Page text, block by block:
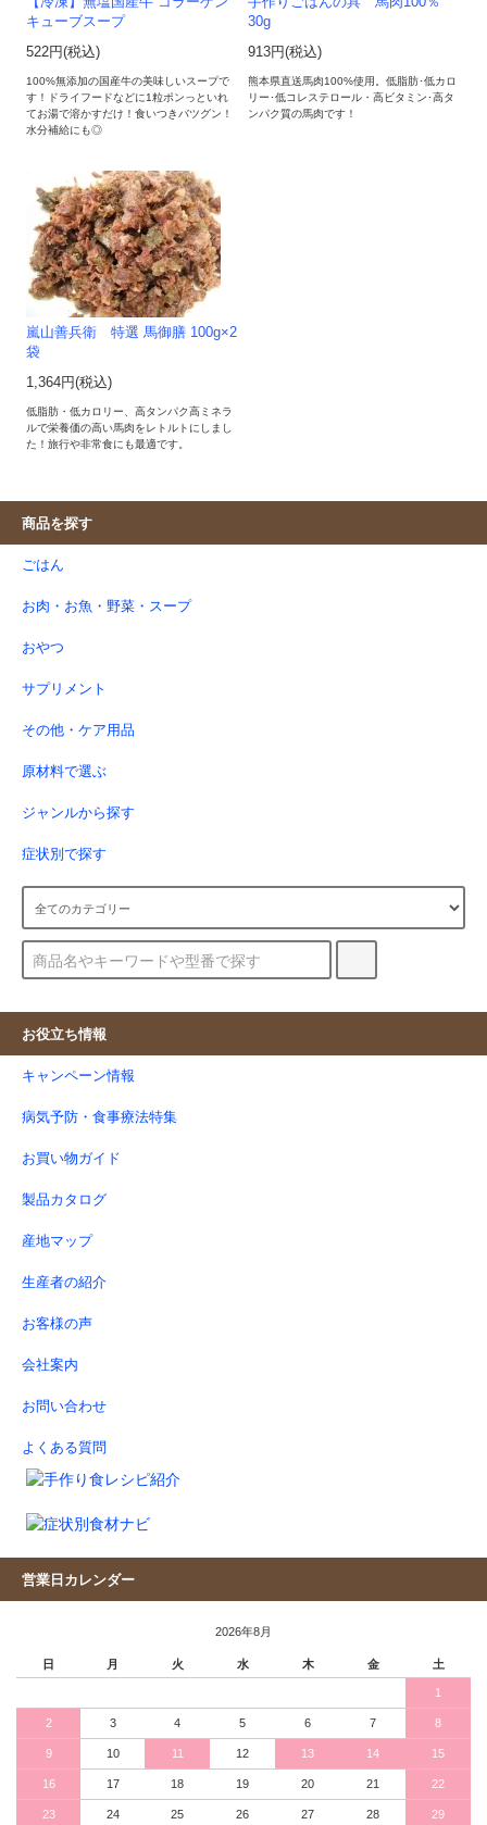
キューブスープ
522円(税込)
100%無添加の国産牛の美味しいスープで
す！ドライフードなどに1粒ポンっといれ
てお湯で溶かすだけ！食いつきバツグン！
水分補給にも◎
30g
913円(税込)
熊本県直送馬肉100%使用。低脂肪･低カロ
リー･低コレステロール・高ビタミン･高タ
ンパク質の馬肉です！
嵐山善兵衛 特選 馬御膳 100g×2
袋
1,364円(税込)
低脂肪・低カロリー、高タンパク高ミネラ
ルで栄養価の高い馬肉をレトルトにしまし
た！旅行や非常食にも最適です。
商品を探す
ごはん
お肉・お魚・野菜・スープ
おやつ
サプリメント
その他・ケア用品
原材料で選ぶ
ジャンルから探す
症状別で探す
お役立ち情報
キャンペーン情報
病気予防・食事療法特集
お買い物ガイド
製品カタログ
産地マップ
生産者の紹介
お客様の声
会社案内
お問い合わせ
よくある質問
営業日カレンダー
2026年8月
日 月 火 水 木 金 土
1
2 3 4 5 6 7 8
9 10 11 12 13 14 15
16 17 18 19 20 21 22
23 24 25 26 27 28 29